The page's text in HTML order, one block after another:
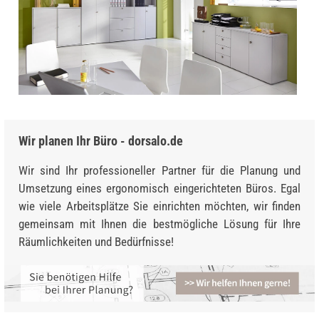
Wir planen Ihr Büro - dorsalo.de
Wir sind Ihr professioneller Partner für die Planung und
Umsetzung eines ergonomisch eingerichteten Büros. Egal
wie viele Arbeitsplätze Sie einrichten möchten, wir finden
gemeinsam mit Ihnen die bestmögliche Lösung für Ihre
Räumlichkeiten und Bedürfnisse!